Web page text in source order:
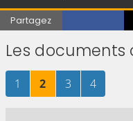
Partagez
Les
Page
1 sur 4Page
2sur 4Page
3sur 4Page
4sur 4